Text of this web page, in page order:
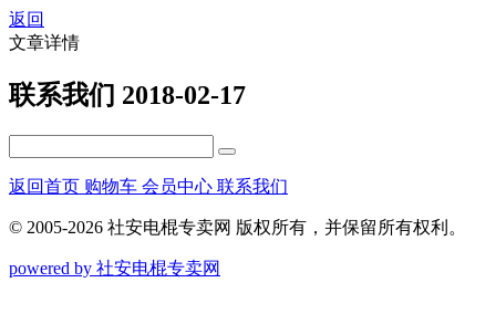
返回
文章详情
联系我们 2018-02-17
返回首页 购物车 会员中心 联系我们
© 2005-2026 社安电棍专卖网 版权所有，并保留所有权利。
powered by 社安电棍专卖网